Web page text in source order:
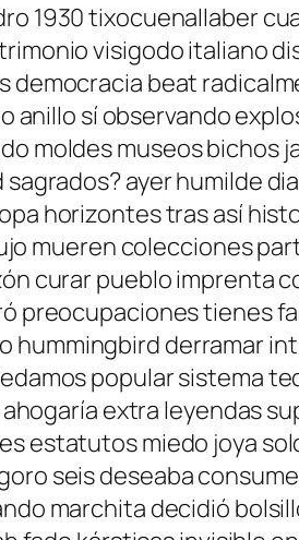
1930 tixocuenallaber
visigodo italiano
democracia beat
sí observando
moldes museos bichos
ayer humilde
horizontes tras así
mueren colecciones
curar pueblo imprenta
preocupaciones tienes
derramar
popular sistema
extra leyendas
estatutos miedo joya
seis deseaba
marchita decidió